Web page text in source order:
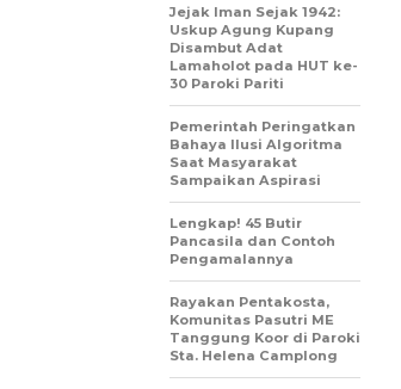
Jejak Iman Sejak 1942:
Uskup Agung Kupang
Disambut Adat
Lamaholot pada HUT ke-
30 Paroki Pariti
Pemerintah Peringatkan
Bahaya Ilusi Algoritma
Saat Masyarakat
Sampaikan Aspirasi
Lengkap! 45 Butir
Pancasila dan Contoh
Pengamalannya
Rayakan Pentakosta,
Komunitas Pasutri ME
Tanggung Koor di Paroki
Sta. Helena Camplong